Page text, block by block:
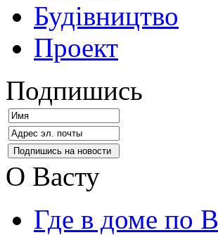
Будівництво
Проект
Подпишись
О Васту
Где в доме по